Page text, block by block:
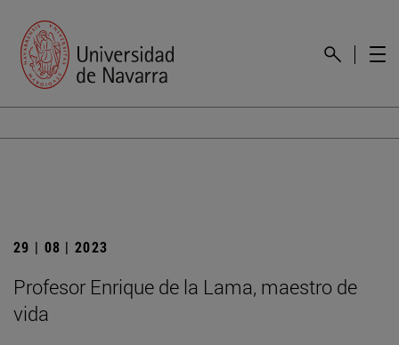
29 | 08 | 2023
Profesor Enrique de la Lama, maestro de
vida